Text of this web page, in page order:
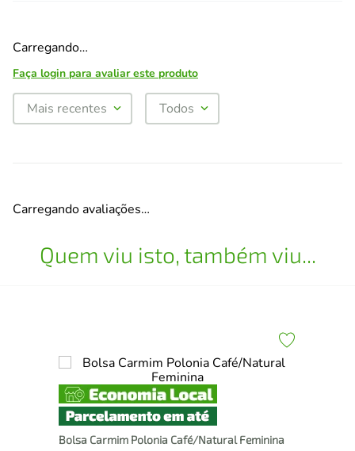
Carregando…
Faça login para avaliar este produto
Mais recentes Todos
Carregando avaliações…
Quem viu isto, também viu...
Bolsa Carmim Polonia Café/Natural Feminina